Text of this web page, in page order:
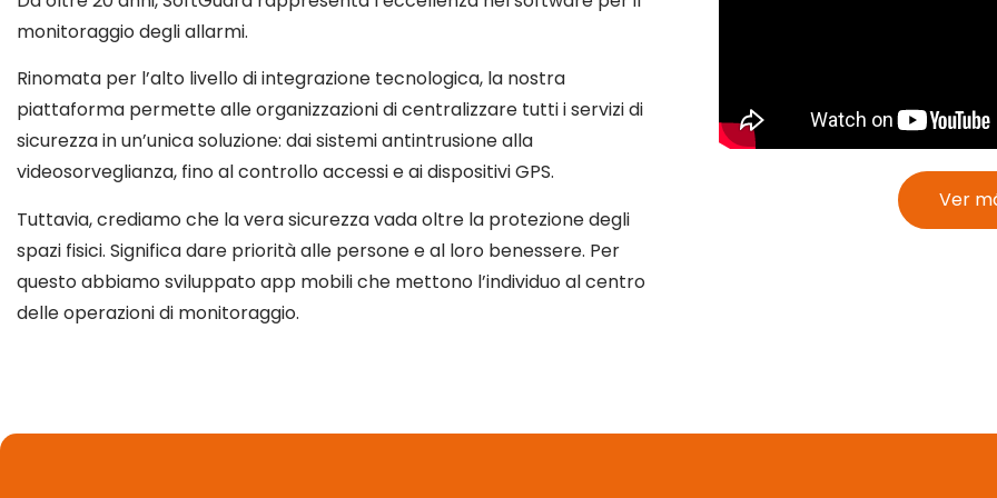
monitoraggio degli allarmi.
Rinomata per l’alto livello di integrazione tecnologica, la nostra
piattaforma permette alle organizzazioni di centralizzare tutti i servizi di
sicurezza in un’unica soluzione: dai sistemi antintrusione alla
videosorveglianza, fino al controllo accessi e ai dispositivi GPS.
Tuttavia, crediamo che la vera sicurezza vada oltre la protezione degli
spazi fisici. Significa dare priorità alle persone e al loro benessere. Per
questo abbiamo sviluppato app mobili che mettono l’individuo al centro
delle operazioni di monitoraggio.
Ver